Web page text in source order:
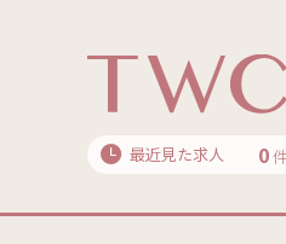
最近見た求人 0